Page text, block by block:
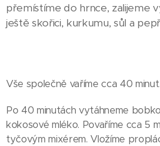
přemístíme do hrnce, zalijeme
ještě skořici, kurkumu, sůl a
Vše společně vaříme cca 40 minut.
Po 40 minutách vytáhneme
kokosové mléko. Povaříme cca 5
tyčovým mixérem. Vložíme